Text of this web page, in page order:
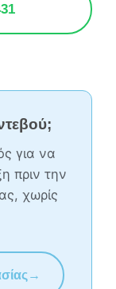
για να
πριν την
χωρίς
→